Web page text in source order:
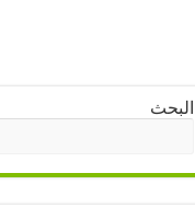
البحث